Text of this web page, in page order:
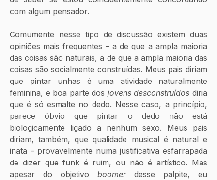
com algum pensador.
Comumente nesse tipo de discussão existem duas
opiniões mais frequentes – a de que a ampla maioria
das coisas são naturais, a de que a ampla maioria das
coisas são socialmente construídas. Meus pais diriam
que pintar unhas é uma atividade naturalmente
feminina, e boa parte dos jovens desconstruídos diria
que é só esmalte no dedo. Nesse caso, a princípio,
parece óbvio que pintar o dedo não está
biologicamente ligado a nenhum sexo. Meus pais
diriam, também, que qualidade musical é natural e
inata – provavelmente numa justificativa esfarrapada
de dizer que funk é ruim, ou não é artístico. Mas
apesar do objetivo boomer desse palpite, eu